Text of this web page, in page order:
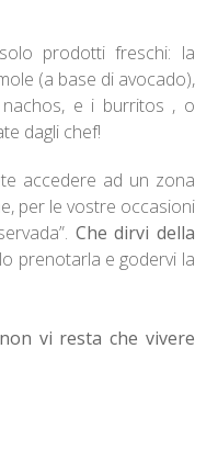
prodotti freschi: la
(a base di avocado),
nachos, e i burritos , o
dagli chef!
accedere ad un zona
per le vostre occasioni
Che dirvi della
prenotarla e godervi la
vi resta che vivere